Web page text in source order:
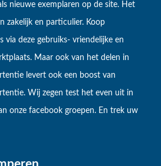
nieuwe exemplaren op de site. Het
zakelijk en particulier. Koop
via deze gebruiks- vriendelijke en
Maar ook van het delen in
levert ook een boost van
Wij zegen test het even uit in
onze facebook groepen. En trek uw